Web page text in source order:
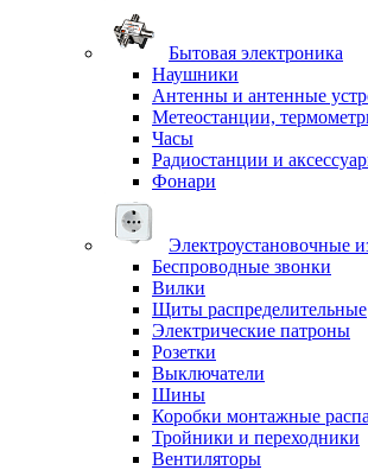
Бытовая электроника
Наушники
Антенны и антенные
Метеостанции,
Часы
Радиостанции и
Фонари
Электроустановочные
Беспроводные звонки
Вилки
Щиты распределительные
Электрические патроны
Розетки
Выключатели
Шины
Коробки монтажные
Тройники и переходники
Вентиляторы